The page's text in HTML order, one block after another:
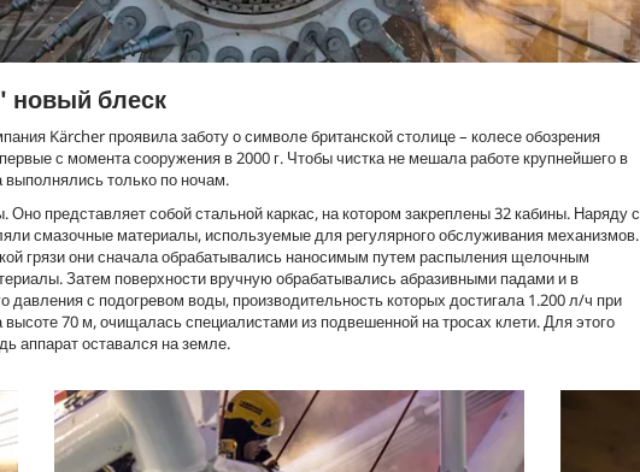
новый блеск
Kärcher проявила заботу о символе британской столице – колесе обозрения
с момента сооружения в 2000 г. Чтобы чистка не мешала работе крупнейшего в
выполнялись только по ночам.
представляет собой стальной каркас, на котором закреплены 32 кабины. Наряду с
смазочные материалы, используемые для регулярного обслуживания механизмов.
грязи они сначала обрабатывались наносимым путем распыления щелочным
Затем поверхности вручную обрабатывались абразивными падами и в
с подогревом воды, производительность которых достигала 1.200 л/ч при
70 м, очищалась специалистами из подвешенной на тросах клети. Для этого
аппарат оставался на земле.